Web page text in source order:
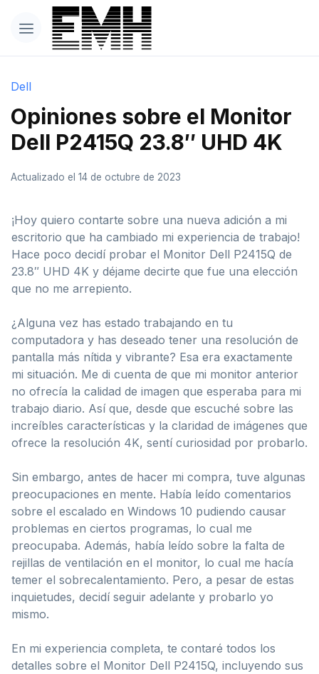
Dell
Opiniones sobre el Monitor
Dell P2415Q 23.8″ UHD 4K
Actualizado el 14 de octubre de 2023
¡Hoy quiero contarte sobre una nueva adición a mi
escritorio que ha cambiado mi experiencia de trabajo!
Hace poco decidí probar el Monitor Dell P2415Q de
23.8″ UHD 4K y déjame decirte que fue una elección
que no me arrepiento.
¿Alguna vez has estado trabajando en tu
computadora y has deseado tener una resolución de
pantalla más nítida y vibrante? Esa era exactamente
mi situación. Me di cuenta de que mi monitor anterior
no ofrecía la calidad de imagen que esperaba para mi
trabajo diario. Así que, desde que escuché sobre las
increíbles características y la claridad de imágenes que
ofrece la resolución 4K, sentí curiosidad por probarlo.
Sin embargo, antes de hacer mi compra, tuve algunas
preocupaciones en mente. Había leído comentarios
sobre el escalado en Windows 10 pudiendo causar
problemas en ciertos programas, lo cual me
preocupaba. Además, había leído sobre la falta de
rejillas de ventilación en el monitor, lo cual me hacía
temer el sobrecalentamiento. Pero, a pesar de estas
inquietudes, decidí seguir adelante y probarlo yo
mismo.
En mi experiencia completa, te contaré todos los
detalles sobre el Monitor Dell P2415Q, incluyendo sus